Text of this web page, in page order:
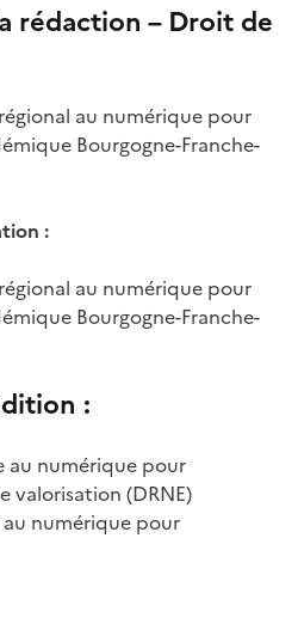
rédaction – Droit de
au numérique pour
Bourgogne-Franche-
:
au numérique pour
Bourgogne-Franche-
:
au numérique pour
valorisation (DRNE)
numérique pour